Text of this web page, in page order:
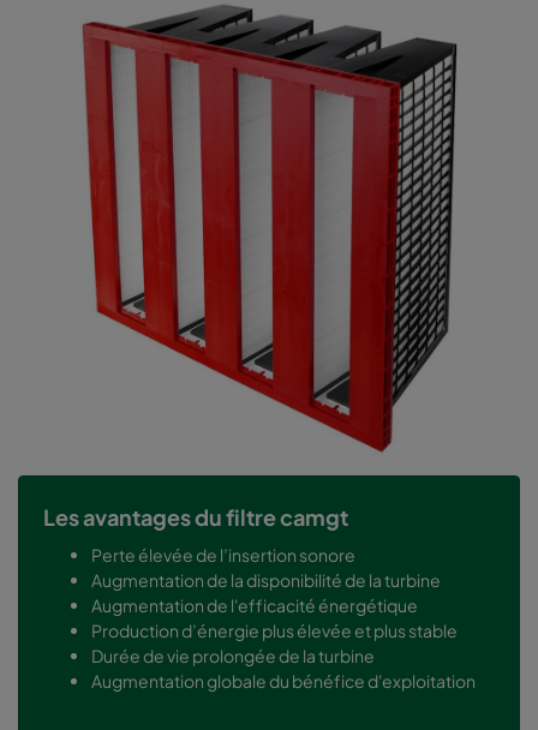
Les avantages du filtre camgt
Perte élevée de l’insertion sonore
Augmentation de la disponibilité de la turbine
Augmentation de l'efficacité énergétique
Production d’énergie plus élevée et plus stable
Durée de vie prolongée de la turbine
Augmentation globale du bénéfice d'exploitation